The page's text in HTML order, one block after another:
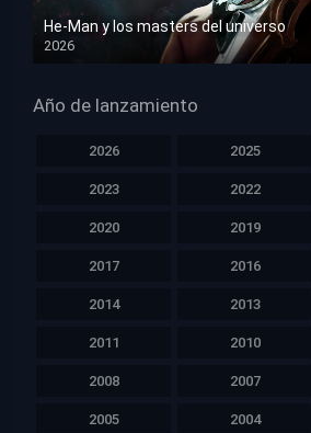
He-Man y los masters del universo
2026
HD 1080p
Año de lanzamiento
2026 2025
2023 2022
2020 2019
2017 2016
2014 2013
2011 2010
2008 2007
2005 2004